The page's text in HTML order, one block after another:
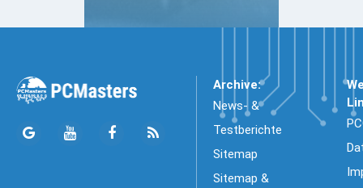
Archive:
News- &
Testberichte
Sitemap
Sitemap &